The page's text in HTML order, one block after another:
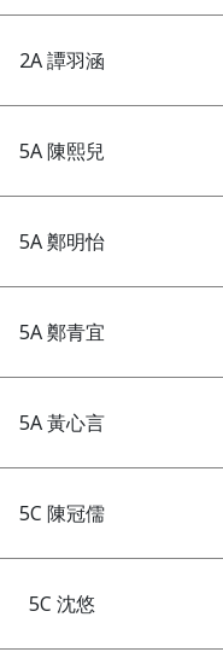
2A 譚羽涵
5A 陳熙兒
5A 鄭明怡
5A 鄭青宜
5A 黃心言
5C 陳冠儒
5C 沈悠